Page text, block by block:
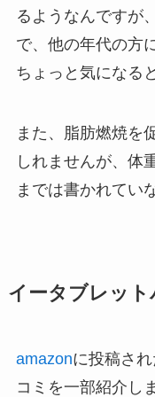
るようなんですが
で、他の年代の方
ちょっと気になる
また、脂肪燃焼を
しれませんが、体
までは書かれてい
イータブレット
amazonに投稿さ
コミを一部紹介し